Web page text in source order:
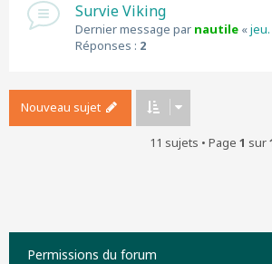
Survie Viking
Dernier message par nautile «jeu.
Réponses : 2
Nouveau sujet
11 sujets • Page 1 sur
Permissions du forum